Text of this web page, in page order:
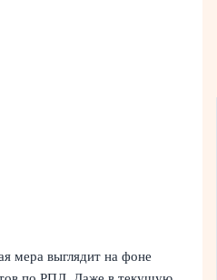
мера выглядит на фоне